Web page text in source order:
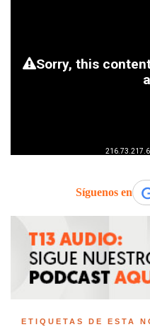
Síguenos en
ETIQUETAS DE ESTA